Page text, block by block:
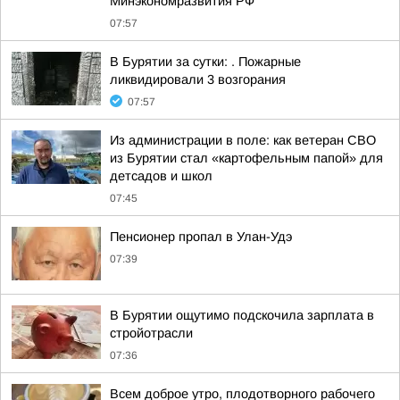
07:57
В Бурятии за сутки: . Пожарные
ликвидировали 3 возгорания
07:57
Из администрации в поле: как ветеран СВО
из Бурятии стал «картофельным папой» для
детсадов и школ
07:45
Пенсионер пропал в Улан-Удэ
07:39
В Бурятии ощутимо подскочила зарплата в
стройотрасли
07:36
Всем доброе утро, плодотворного рабочего